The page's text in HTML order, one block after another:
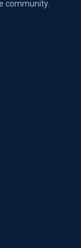
community.